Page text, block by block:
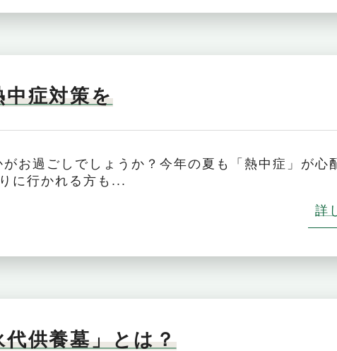
症対策を
お過ごしでしょうか？今年の夏も「熱中症」が心
に行かれる方も...
詳
供養墓」とは？